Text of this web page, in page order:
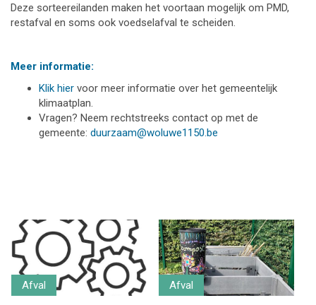
Deze sorteereilanden maken het voortaan mogelijk om PMD,
restafval en soms ook voedselafval te scheiden.
Meer informatie:
Klik hier voor meer informatie over het gemeentelijk
klimaatplan.
Vragen? Neem rechtstreeks contact op met de
gemeente: duurzaam@woluwe1150.be
Afval Afval